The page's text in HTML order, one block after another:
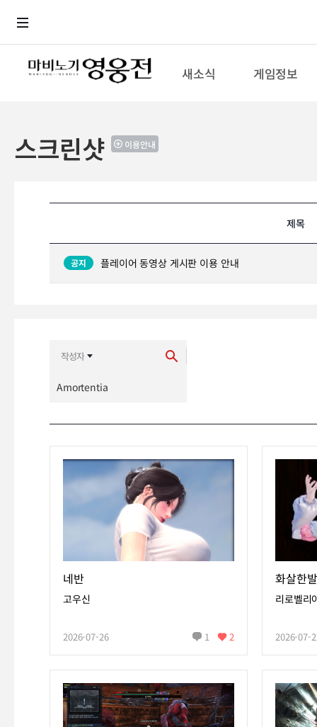
새소식 게임정보
스크린샷 이용안내
제목
플레이어 동영상 게시판 이용 안내
네반
고우신
2026-07-26 1 2
화살한
리로벨리
2026-07-